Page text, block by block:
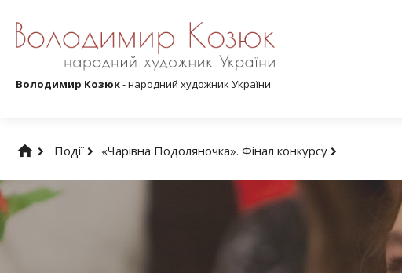
Володимир Козюк- народний художник України
Події «Чарівна Подоляночка». Фінал конкурсу